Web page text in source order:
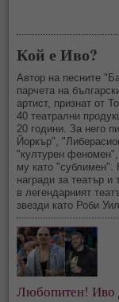
Кой е Иво?
Автор на песните
парчета на
артист, признат от
40 театрални
20 години. За него
Йоркър",
"културен
му като
награди за театър и
в легендарният
звезди като Роби
Любопитен! Иво